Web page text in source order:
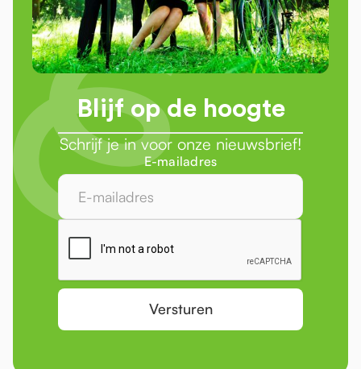
Blijf op de hoogte
Schrijf je in voor onze nieuwsbrief!
E-mailadres